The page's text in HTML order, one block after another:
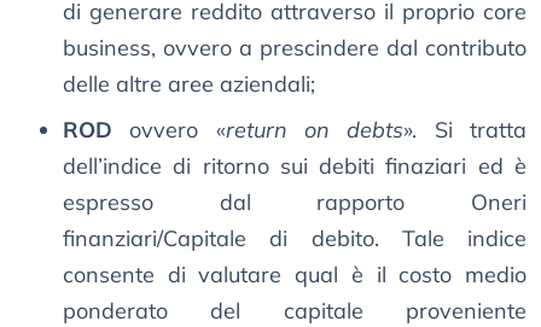
di generare reddito attraverso il proprio core
business, ovvero a prescindere dal contributo
delle altre aree aziendali;
ROD ovvero «return on debts». Si tratta
dell’indice di ritorno sui debiti finaziari ed è
espresso dal rapporto Oneri
finanziari/Capitale di debito. Tale indice
consente di valutare qual è il costo medio
ponderato del capitale proveniente